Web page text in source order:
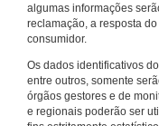
algumas informações
reclamação, a resposta
consumidor.
Os dados identificativos
entre outros, somente
órgãos gestores e de
e regionais poderão ser